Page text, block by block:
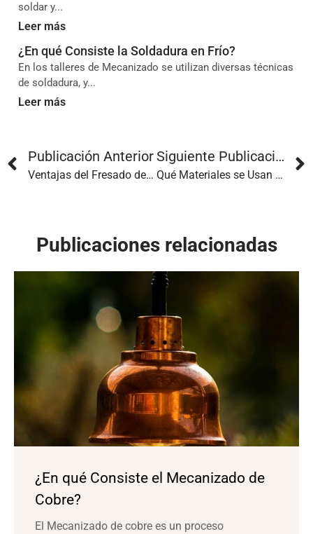
soldar y...
Leer más
¿En qué Consiste la Soldadura en Frío?
En los talleres de Mecanizado se utilizan diversas técnicas
de soldadura, y...
Leer más
Publicación Anterior
Ventajas del Fresado de Piezas en la Industria del Mecanizado
Siguiente Publicación
Qué Materiales se Usan para Soldar
Publicaciones relacionadas
¿En qué Consiste el Mecanizado de
Cobre?
El Mecanizado de cobre es un proceso